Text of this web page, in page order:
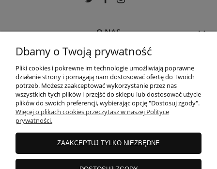
O NAS
MOJE KONTO
PŁATNOŚCI I DOSTAWA
Dbamy o Twoją prywatność
Pliki cookies i pokrewne im technologie umożliwiają poprawne
działanie strony i pomagają nam dostosować ofertę do Twoich
potrzeb. Możesz zaakceptować wykorzystanie przez nas
wszystkich tych plików i przejść do sklepu lub dostosować użycie
plików do swoich preferencji, wybierając opcję "Dostosuj zgody".
Więcej o plikach cookies przeczytasz w naszej Polityce
prywatności.
ZAAKCEPTUJ TYLKO NIEZBĘDNE